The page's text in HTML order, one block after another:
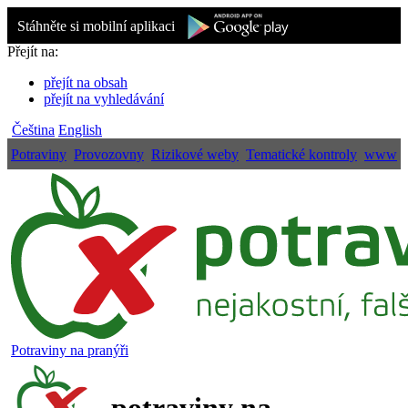
Stáhněte si mobilní aplikaci
Přejít na:
přejít na obsah
přejít na vyhledávání
Čeština English
Potraviny Provozovny Rizikové weby Tematické kontroly www
Potraviny na pranýři